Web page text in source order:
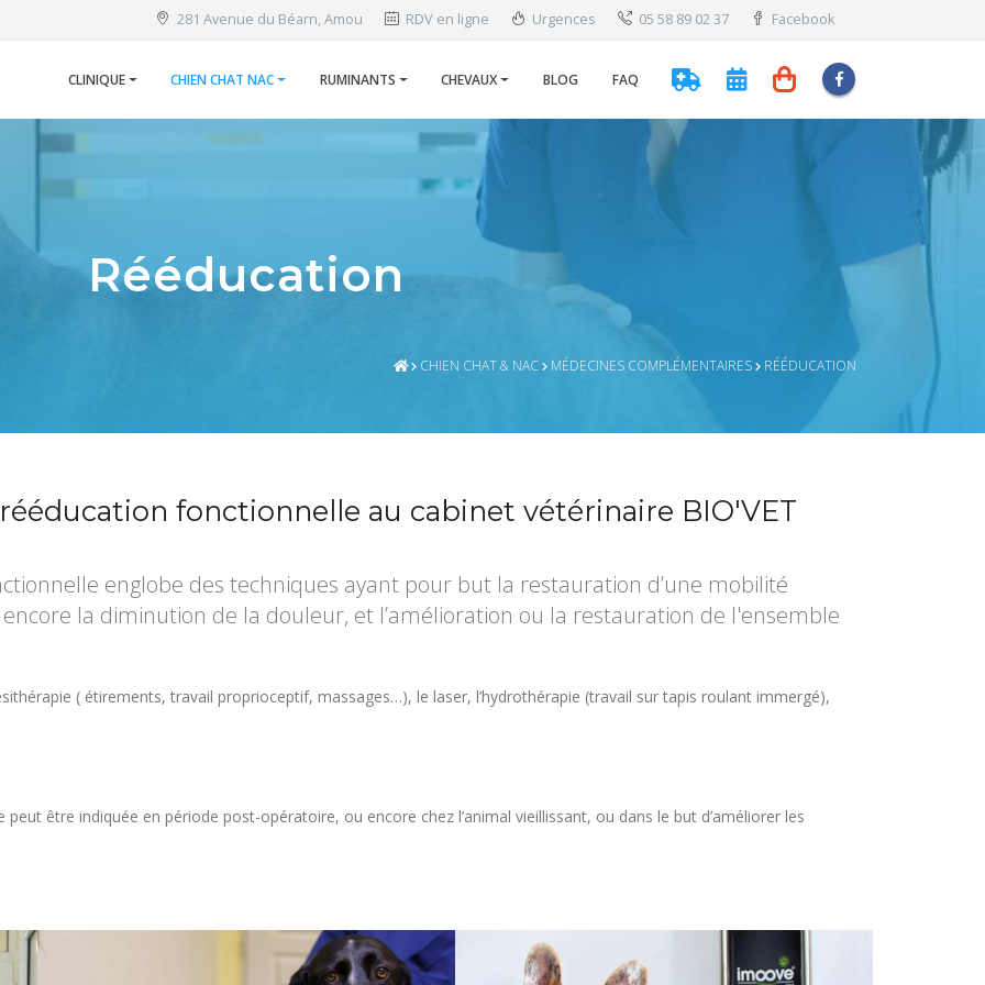
281 Avenue du Béarn, Amou RDV en ligne Urgences 05 58 89 02 37 Facebook
CLINIQUE CHIEN CHAT NAC RUMINANTS CHEVAUX BLOG FAQ
Rééducation
CHIEN CHAT & NAC MÉDECINES COMPLÉMENTAIRES RÉÉDUCATION
fonctionnelle au cabinet vétérinaire BIO'VET
englobe des techniques ayant pour but la restauration d’une mobilité
la diminution de la douleur, et l’amélioration ou la restauration de l'ensemble
( étirements, travail proprioceptif, massages…), le laser, l’hydrothérapie (travail sur tapis roulant immergé),
être indiquée en période post-opératoire, ou encore chez l’animal vieillissant, ou dans le but d’améliorer les